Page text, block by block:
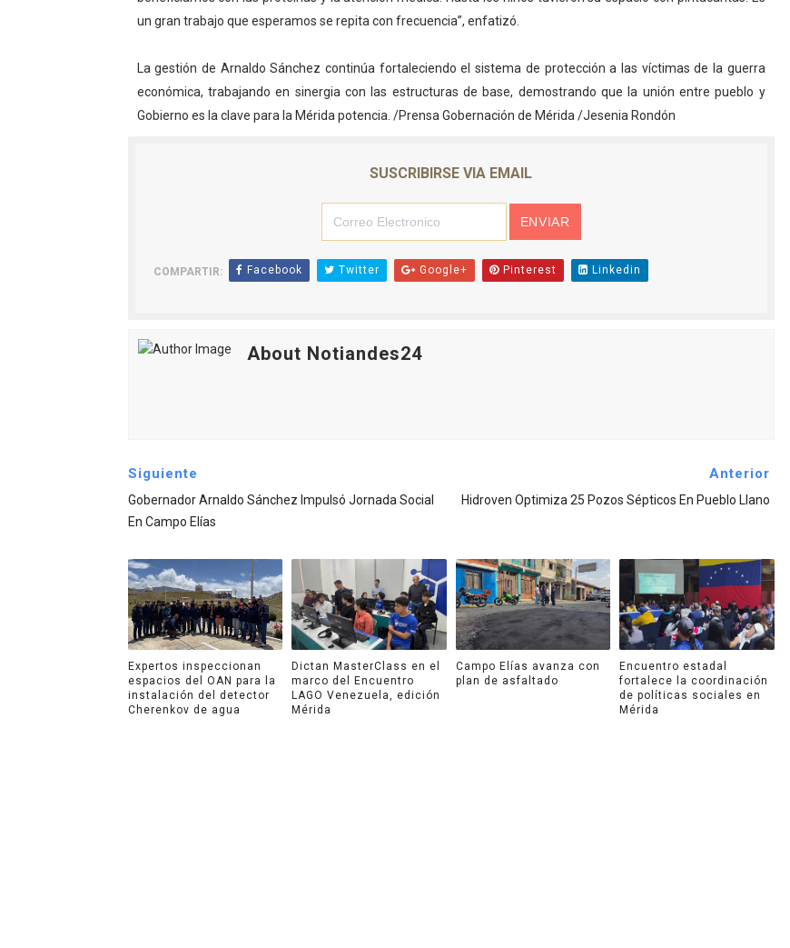
un gran trabajo que esperamos se repita con frecuencia”, enfatizó.
La gestión de Arnaldo Sánchez continúa fortaleciendo el sistema de protección a las víctimas de la guerra
económica, trabajando en sinergia con las estructuras de base, demostrando que la unión entre pueblo y
Gobierno es la clave para la Mérida potencia. /Prensa Gobernación de Mérida /Jesenia Rondón
SUSCRIBIRSE VIA EMAIL
COMPARTIR: Facebook Twitter Google+ Pinterest Linkedin
About Notiandes24
Siguiente
Gobernador Arnaldo Sánchez Impulsó Jornada Social
En Campo Elías
Anterior
Hidroven Optimiza 25 Pozos Sépticos En Pueblo Llano
Expertos inspeccionan
espacios del OAN para la
instalación del detector
Cherenkov de agua
Dictan MasterClass en el
marco del Encuentro
LAGO Venezuela, edición
Mérida
Campo Elías avanza con
plan de asfaltado
Encuentro estadal
fortalece la coordinación
de políticas sociales en
Mérida